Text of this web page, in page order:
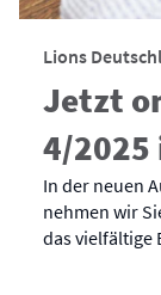
Lions
Jetzt
4/2025
In der neuen
nehmen wir
das vielfältige